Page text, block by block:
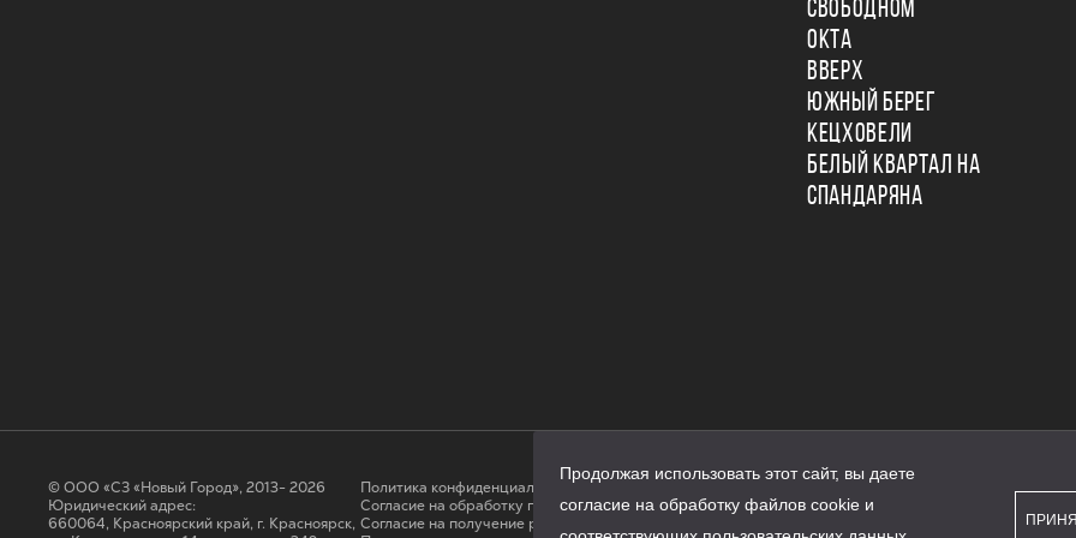
СВОБОДНОМ
ОКТА
ВВЕРХ
ЮЖНЫЙ БЕРЕГ
КЕЦХОВЕЛИ
БЕЛЫЙ КВАРТАЛ НА
СПАНДАРЯНА
© ООО «СЗ «Новый Город», 2013- 2026
Юридический адрес:
660064, Красноярский край, г. Красноярск,
Политика конфиденциальности
Согласие на обработку персональных данных
Cогласие на получение рассылки
Продолжая использовать этот сайт, вы даете
согласие на обработку файлов cookie и